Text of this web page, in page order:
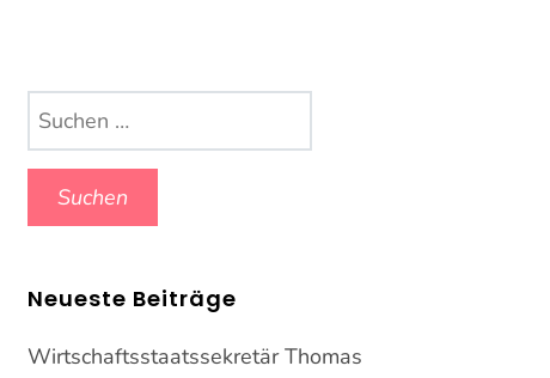
Suchen
nach:
Neueste Beiträge
Wirtschaftsstaatssekretär Thomas